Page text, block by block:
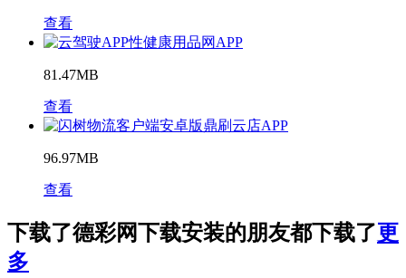
查看
性健康用品网APP
81.47MB
查看
鼎刷云店APP
96.97MB
查看
下载了德彩网下载安装的朋友都下载了更
多